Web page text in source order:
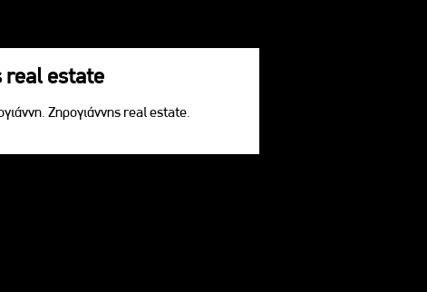
real estate
Ζηρογιάννης real estate.